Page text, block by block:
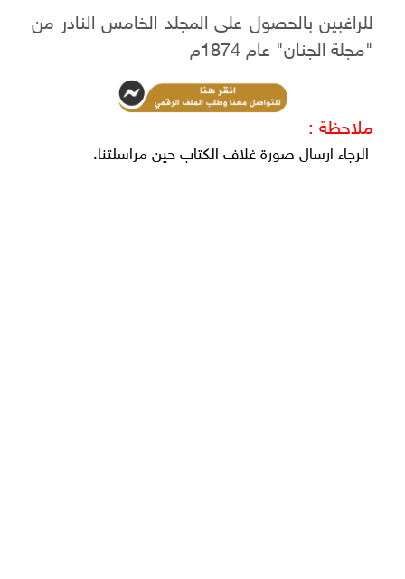
للراغبين بالحصول على المجلد الخامس النادر من
"مجلة الجنان" عام 1874م
ملاحظة :
الرجاء ارسال صورة غلاف الكتاب حين مراسلتنا.